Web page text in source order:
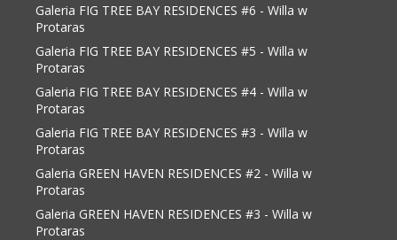
Galeria FIG TREE BAY RESIDENCES #6 - Willa w
Protaras
Galeria FIG TREE BAY RESIDENCES #5 - Willa w
Protaras
Galeria FIG TREE BAY RESIDENCES #4 - Willa w
Protaras
Galeria FIG TREE BAY RESIDENCES #3 - Willa w
Protaras
Galeria GREEN HAVEN RESIDENCES #2 - Willa w
Protaras
Galeria GREEN HAVEN RESIDENCES #3 - Willa w
Protaras